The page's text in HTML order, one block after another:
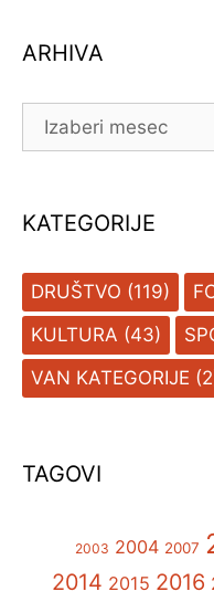
ARHIVA
ARHIVA
KATEGORIJE
DRUŠTVO (119)
KULTURA (43)
VAN KATEGORIJE
TAGOVI
2003 2004 2007
2014 2015 2016